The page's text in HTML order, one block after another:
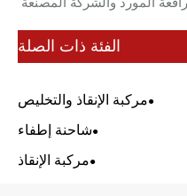
الفئة ذات الصلة
مركبة الإنقاذ والتخليص
شاحنة إطفاء
مركبة الإنقاذ